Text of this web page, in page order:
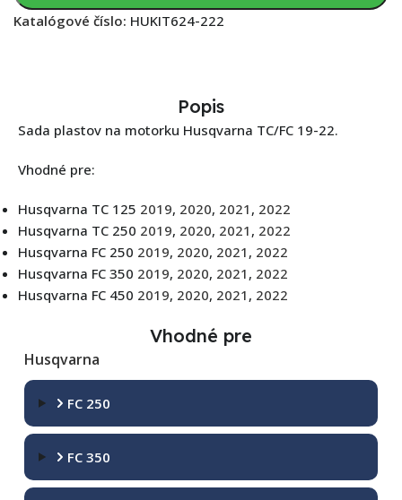
Katalógové číslo: HUKIT624-222
Popis
Sada plastov na motorku Husqvarna TC/FC 19-22.
Vhodné pre:
Husqvarna TC 125 2019, 2020, 2021 , 2022
Husqvarna TC 250 2019, 2020, 2021 , 2022
Husqvarna FC 250 2019, 2020, 2021 , 2022
Husqvarna FC 350 2019, 2020, 2021 , 2022
Husqvarna FC 450 2019, 2020, 2021 , 2022
Vhodné pre
Husqvarna
FC 250
FC 350